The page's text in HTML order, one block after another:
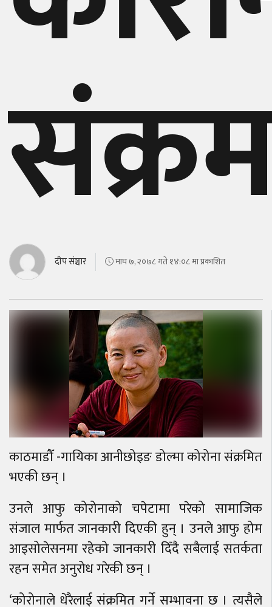
यूरोप
बेलायत
जापान
अन्य
दीप संञ्चार माघ ७, २०७८ गते १४:०८ मा प्रकाशित
काठमाडौँ -गायिका आनीछोइङ डोल्मा कोरोना संक्रमित
भएकी छन् ।
उनले आफु कोरोनाको चपेटामा परेको सामाजिक
संजाल मार्फत जानकारी दिएकी हुन् । उनले आफु होम
आइसोलेसनमा रहेको जानकारी दिँदै सबैलाई सतर्कता
रहन समेत अनुरोध गरेकी छन् ।
‘कोरोनाले धेरैलाई संक्रमित गर्ने सम्भावना छ । त्यसैले